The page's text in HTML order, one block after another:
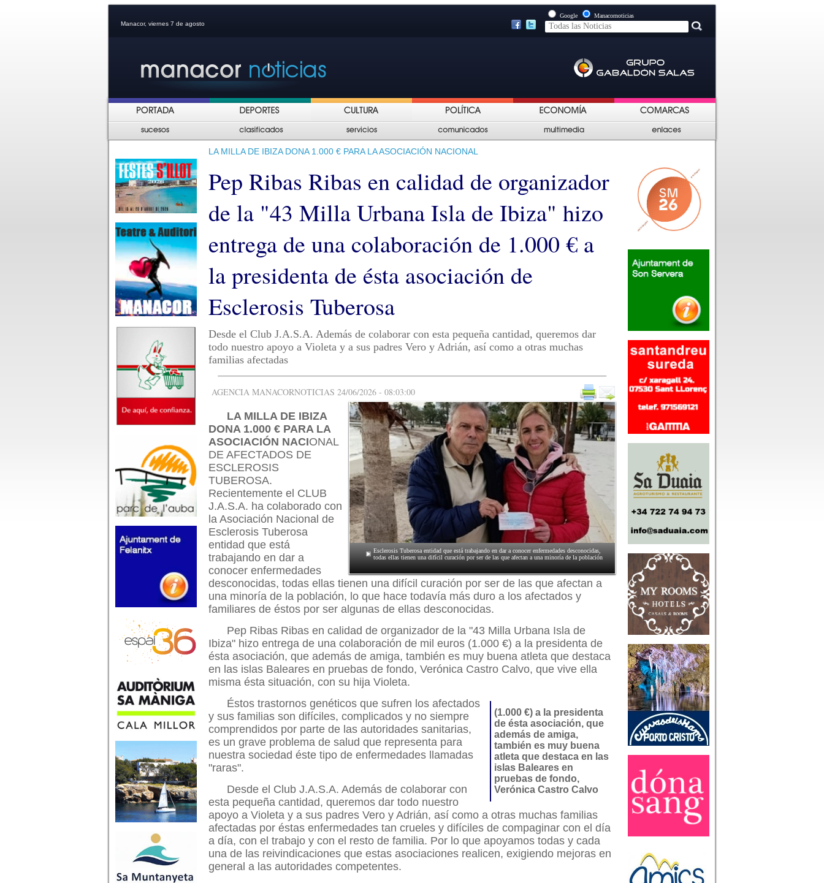
Manacor, viernes 7 de agosto
Google Manacornoticias
LA MILLA DE IBIZA DONA 1.000 € PARA LA ASOCIACIÓN NACIONAL
Pep Ribas Ribas en calidad de organizador
de la "43 Milla Urbana Isla de Ibiza" hizo
entrega de una colaboración de 1.000 € a
la presidenta de ésta asociación de
Esclerosis Tuberosa
Desde el Club J.A.S.A. Además de colaborar con esta pequeña cantidad, queremos dar
todo nuestro apoyo a Violeta y a sus padres Vero y Adrián, así como a otras muchas
familias afectadas
AGENCIA MANACORNOTICIAS 24/06/2026 - 08:03:00
Esclerosis Tuberosa entidad que está trabajando en dar a conocer enfermedades desconocidas,
todas ellas tienen una difícil curación por ser de las que afectan a una minoría de la población
LA MILLA DE IBIZA
DONA 1.000 € PARA LA
ASOCIACIÓN NACIONAL
DE AFECTADOS DE
ESCLEROSIS
TUBEROSA.
Recientemente el CLUB
J.A.S.A. ha colaborado con
la Asociación Nacional de
Esclerosis Tuberosa
entidad que está
trabajando en dar a
conocer enfermedades
desconocidas, todas ellas tienen una difícil curación por ser de las que afectan a
una minoría de la población, lo que hace todavía más duro a los afectados y
familiares de éstos por ser algunas de ellas desconocidas.
Pep Ribas Ribas en calidad de organizador de la "43 Milla Urbana Isla de
Ibiza" hizo entrega de una colaboración de mil euros (1.000 €) a la presidenta de
ésta asociación, que además de amiga, también es muy buena atleta que destaca
en las islas Baleares en pruebas de fondo, Verónica Castro Calvo, que vive ella
misma ésta situación, con su hija Violeta.
(1.000 €) a la presidenta
de ésta asociación, que
además de amiga,
también es muy buena
atleta que destaca en las
islas Baleares en
pruebas de fondo,
Verónica Castro Calvo
Éstos trastornos genéticos que sufren los afectados
y sus familias son difíciles, complicados y no siempre
comprendidos por parte de las autoridades sanitarias,
es un grave problema de salud que representa para
nuestra sociedad éste tipo de enfermedades llamadas
"raras".
Desde el Club J.A.S.A. Además de colaborar con
esta pequeña cantidad, queremos dar todo nuestro
apoyo a Violeta y a sus padres Vero y Adrián, así como a otras muchas familias
afectadas por éstas enfermedades tan crueles y difíciles de compaginar con el día
a día, con el trabajo y con el resto de familia. Por lo que apoyamos todas y cada
una de las reivindicaciones que estas asociaciones realicen, exigiendo mejoras en
general a las autoridades competentes.